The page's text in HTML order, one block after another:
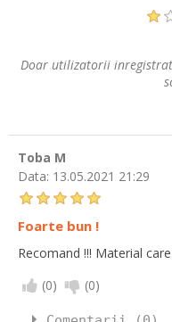
Doar utilizatorii
Toba M
Data: 13.05.2021 21:29
Foarte bun !
Recomand !!! Material
(0) (0)